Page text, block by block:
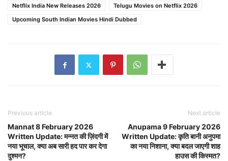
Netflix India New Releases 2026
Telugu Movies on Netflix 2026
Upcoming South Indian Movies Hindi Dubbed
Previous article
Mannat 8 February 2026
Written Update: मन्नत की ज़िंदगी में
नया भूचाल, क्या अब सारी हद पार कर देगा
दुश्मन?
Next article
Anupama 9 February 2026
Written Update: कृति बानी अनुपमा
का नया निशाना, क्या बदल जाएगी शाह
हाउस की किस्मत?